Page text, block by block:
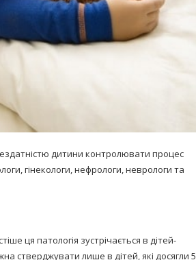
дитини контролювати процес
гінекологи, нефрологи, неврологи та
ця патологія зустрічається в дітей-
стверджувати лише в дітей, які досягли 5